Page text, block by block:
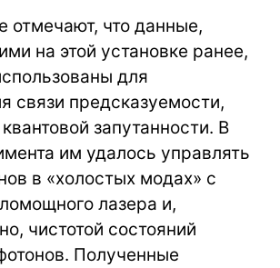
отмечают, что данные,
на этой установке ранее,
для
связи предсказуемости,
запутанности. В
им удалось управлять
в «холостых модах» с
лазера и,
чистотой состояний
Полученные